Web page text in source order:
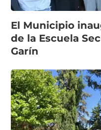
El Municipio
de la Escuela
Garín